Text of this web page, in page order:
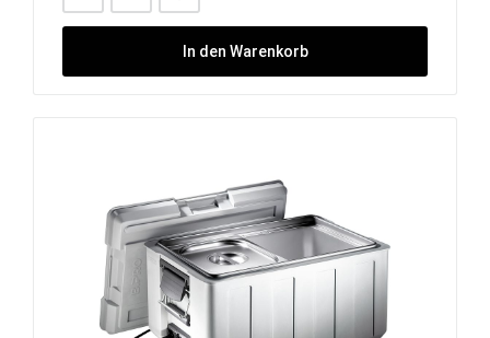
In den Warenkorb